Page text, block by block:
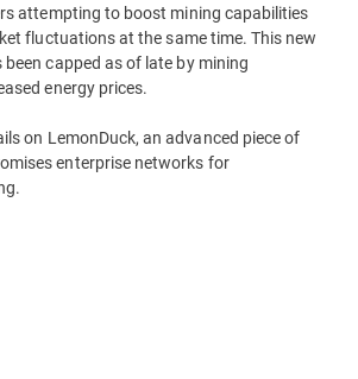
attempting to boost mining capabilities
fluctuations at the same time. This new
capped as of late by mining
energy prices.
on LemonDuck, an advanced piece of
enterprise networks for